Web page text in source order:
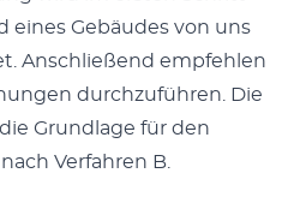
eines Gebäu­des von uns
Anschlie­ßend emp­feh­len
durch­zu­füh­ren. Die
Grund­la­ge für den
Ver­fah­ren B.